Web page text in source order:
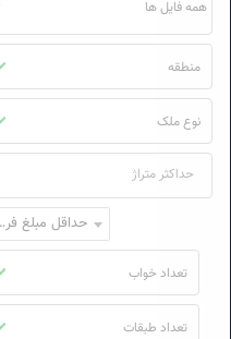
منطقه
نوع ملک
حداقل
تعداد خواب
تعداد طبقات